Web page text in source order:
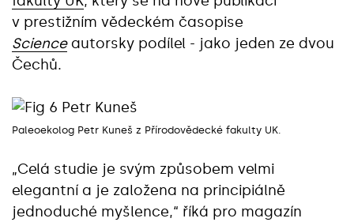
v prestižním vědeckém časopise
Scienceautorsky podílel - jako jeden ze dvou
Čechů.
Paleoekolog Petr Kuneš z Přírodovědecké fakulty UK.
„Celá studie je svým způsobem velmi
elegantní a je založena na principiálně
jednoduché myšlence,“ říká pro magazín